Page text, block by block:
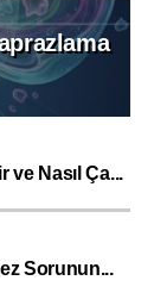
ve Nasıl Ça...
Sorunun...